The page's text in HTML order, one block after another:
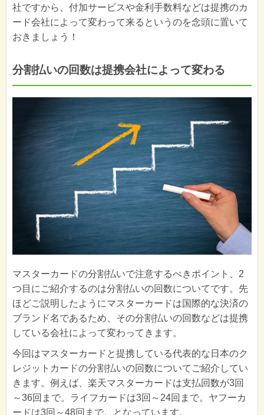
社ですから、付加サービスや金利手数料などは提携のカ
ード会社によって変わって来るというのを念頭に置いて
おきましょう！
分割払いの回数は提携会社によって変わる
マスターカードの分割払いで注意するべきポイント、2
つ目にご紹介するのは分割払いの回数についてです。先
ほどご説明したようにマスターカードは国際的な決済の
ブランド名であるため、その分割払いの回数などは提携
している会社によって変わってきます。
今回はマスターカードと提携している代表的な日本のク
レジットカードの分割払いの回数についてご紹介してい
きます。例えば、楽天マスターカードは支払回数が3回
～36回まで。ライフカードは3回～24回まで。ヤフーカ
ードは3回～48回まで。となっています。